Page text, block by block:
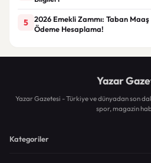
5
2026 Emekli Zammı: Taban
Ödeme Hesaplama!
Yazar
Yazar Gazetesi - Türkiye ve dünyadan son
spor, magazin
Kategoriler